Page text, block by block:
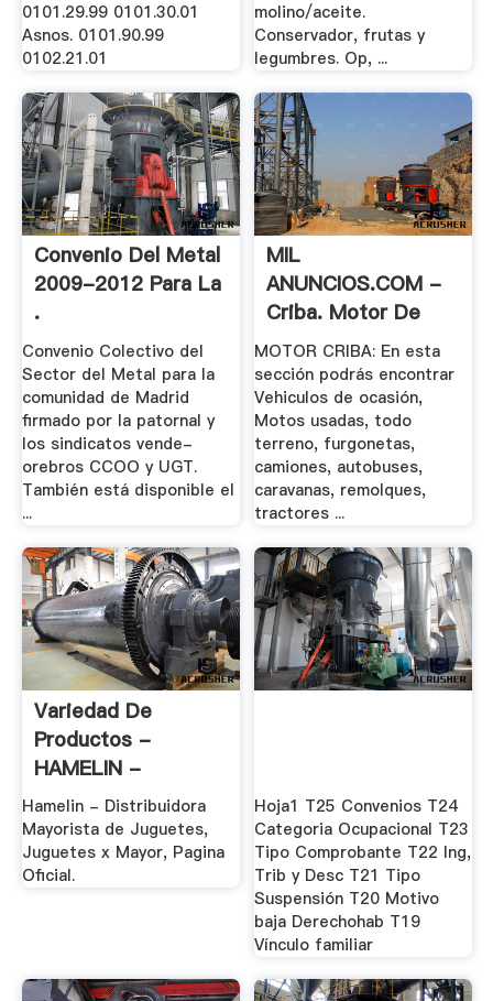
0101.29.99 0101.30.01
Asnos. 0101.90.99
0102.21.01
molino/aceite.
Conservador, frutas y
legumbres. Op, ...
Convenio Del Metal
2009-2012 Para La
.
Convenio Colectivo del
Sector del Metal para la
comunidad de Madrid
firmado por la patornal y
los sindicatos vende-
orebros CCOO y UGT.
También está disponible el
...
MIL
ANUNCIOS.COM -
Criba. Motor De
Ocasion .
MOTOR CRIBA: En esta
sección podrás encontrar
Vehiculos de ocasión,
Motos usadas, todo
terreno, furgonetas,
camiones, autobuses,
caravanas, remolques,
tractores ...
Variedad De
Productos -
HAMELIN -
JUGUETES X .
Hamelin - Distribuidora
Mayorista de Juguetes,
Juguetes x Mayor, Pagina
Oficial.
Hoja1 T25 Convenios T24
Categoria Ocupacional T23
Tipo Comprobante T22 Ing,
Trib y Desc T21 Tipo
Suspensión T20 Motivo
baja Derechohab T19
Vínculo familiar